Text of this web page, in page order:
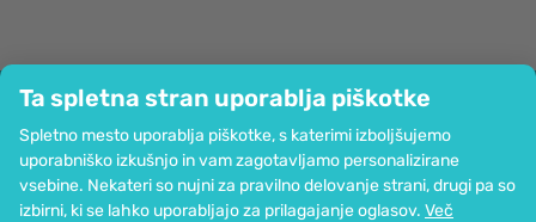
Ta spletna stran uporablja piškotke
Spletno mesto uporablja piškotke, s katerimi izboljšujemo
uporabniško izkušnjo in vam zagotavljamo personalizirane
vsebine. Nekateri so nujni za pravilno delovanje strani, drugi pa so
izbirni, ki se lahko uporabljajo za prilagajanje oglasov. Več
Podjetje
Informacije
Pridružite se nam
Pomoč in naročila